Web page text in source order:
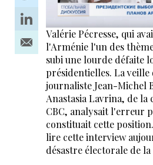
Valérie Pécresse, qui
l'Arménie l'un des
subi une lourde défaite
présidentielles. La
journaliste Jean-Michel
Anastasia Lavrina, de la
CBC, analysait l'erreur
constituait cette
lire cette interview
désastre électorale de